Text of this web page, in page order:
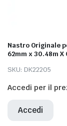
Nastro Originale
62mm x 30.48m X
SKU: DK22205
Accedi per il
Accedi